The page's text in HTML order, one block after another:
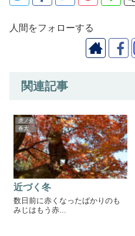
人間をフォローする
関連記事
虎ノ介
春太
近づく冬
数日前に赤くなったばかりのも
みじはもう赤...